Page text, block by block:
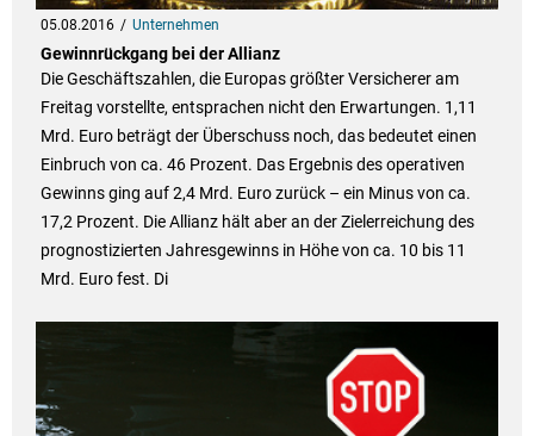
05.08.2016 Unternehmen
Gewinnrückgang bei der Allianz
Die Geschäftszahlen, die Europas größter Versicherer am
Freitag vorstellte, entsprachen nicht den Erwartungen. 1,11
Mrd. Euro beträgt der Überschuss noch, das bedeutet einen
Einbruch von ca. 46 Prozent. Das Ergebnis des operativen
Gewinns ging auf 2,4 Mrd. Euro zurück – ein Minus von ca.
17,2 Prozent. Die Allianz hält aber an der Zielerreichung des
prognostizierten Jahresgewinns in Höhe von ca. 10 bis 11
Mrd. Euro fest. Di